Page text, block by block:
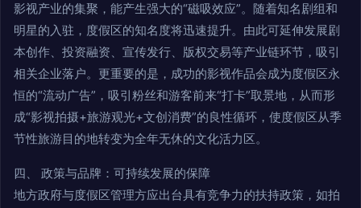
影视产业的集聚，能产生强大的“磁吸效应”。随着知名剧组和
明星的入驻，度假区的知名度将迅速提升。由此可延伸发展剧
本创作、投资融资、宣传发行、版权交易等产业链环节，吸引
相关企业落户。更重要的是，成功的影视作品会成为度假区永
恒的“流动广告”，吸引粉丝和游客前来“打卡”取景地，从而形
成“影视拍摄+旅游观光+文创消费”的良性循环，使度假区从季
节性旅游目的地转变为全年无休的文化活力区。
四、 政策与品牌：可持续发展的保障
地方政府与度假区管理方应出台具有竞争力的扶持政策，如拍